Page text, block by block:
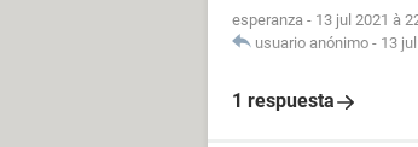
esperanza - 13 jul 2021 à
usuario anónimo - 13
1 respuesta